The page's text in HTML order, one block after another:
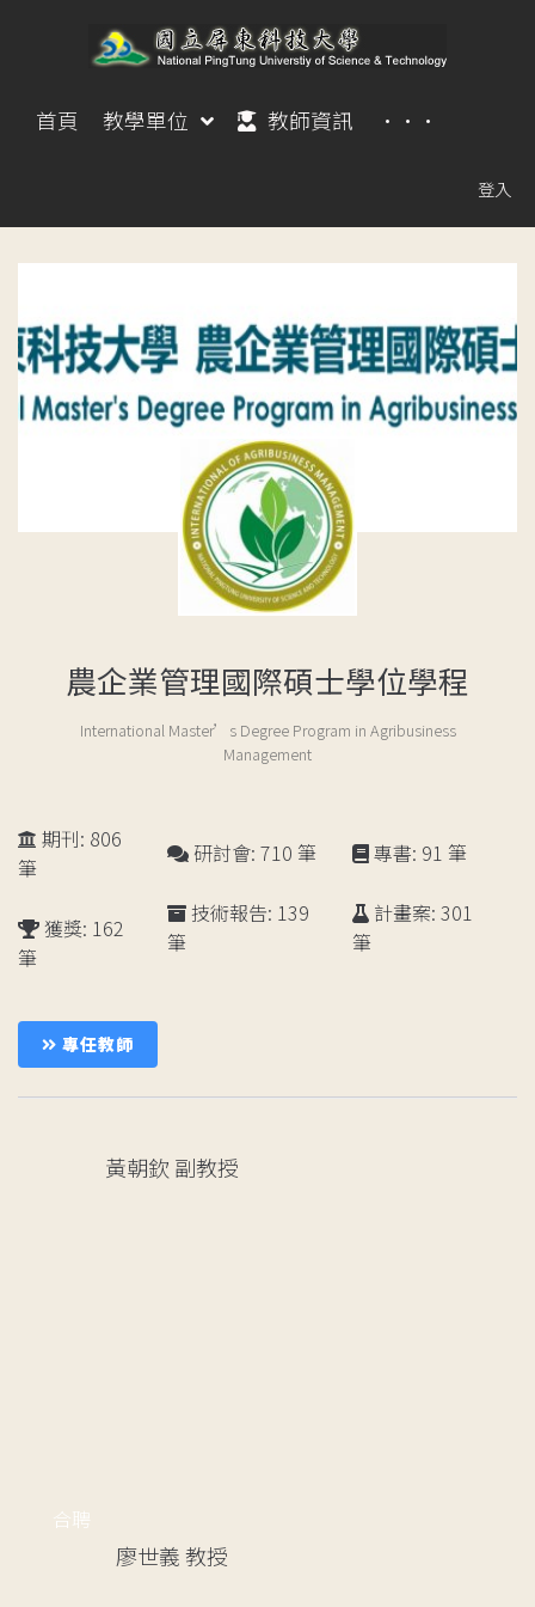
首頁 教學單位 教師資訊 ···
登入
農企業管理國際碩士學位學程
International Master’s Degree Program in Agribusiness
Management
期刊: 806
筆
獲獎: 162
筆
研討會: 710 筆
技術報告: 139
筆
專書: 91 筆
計畫案: 301
筆
成
員
專任教師
黃朝欽 副教授
合聘
廖世義教授